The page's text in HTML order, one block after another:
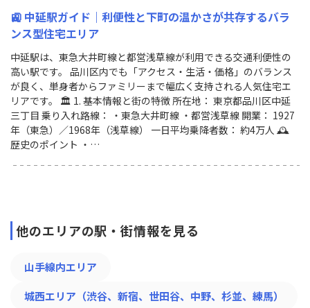
🚉 中延駅ガイド｜利便性と下町の温かさが共存するバラ
ンス型住宅エリア
中延駅は、東急大井町線と都営浅草線が利用できる交通利便性の
高い駅です。 品川区内でも「アクセス・生活・価格」のバランス
が良く、単身者からファミリーまで幅広く支持される人気住宅エ
リアです。 🏛 1. 基本情報と街の特徴 所在地： 東京都品川区中延
三丁目 乗り入れ路線： ・東急大井町線 ・都営浅草線 開業： 1927
年（東急）／1968年（浅草線） 一日平均乗降者数： 約4万人 🕰
歴史のポイント ・…
他のエリアの駅・街情報を見る
山手線内エリア
城西エリア（渋谷、新宿、世田谷、中野、杉並、練馬）